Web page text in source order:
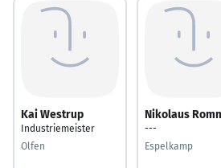
Kai Westrup
Industriemeister
Olfen
Nikolaus
---
Espelkamp